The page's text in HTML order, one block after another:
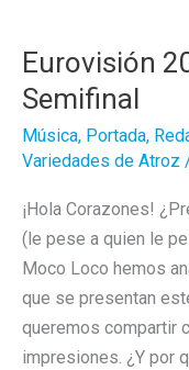
Eurovisión
Semifinal
Música, Portada,
Variedades de Atroz
¡Hola Corazones!
(le pese a quien le
Moco Loco hemos
que se presentan
queremos compartir
impresiones. ¿Y por